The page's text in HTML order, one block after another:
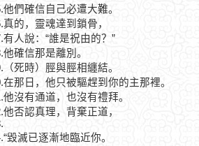
他們確信自己必遭大難。
真的，靈魂達到鎖骨，
有人說：“誰是祝由的？”
他確信那是離別。
（死時）脛與脛相纏結。
在那日，他只被驅趕到你的主那裡。
他沒有通道，也沒有禮拜。
他否認真理，背棄正道，
毀滅已逐漸地臨近你。